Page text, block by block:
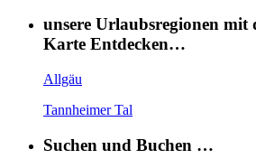
unsere Urlaubsregionen
Karte Entdecken…
Allgäu
Tannheimer Tal
Suchen und Buchen …